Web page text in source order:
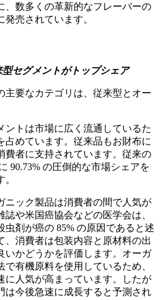
、数多くの革新的なフレーバーの
発売されています。
セグメントがトップシェア
主要なカテゴリは、従来型とオー
ントは市場に広く流通しているた
占めています。従来品もお財布に
費者に支持されています。従来の
90.73% の圧倒的な市場シェアを
ニック製品は消費者の間で人気が
や米国癌協会などの医学会は、
虫剤が癌の 85% の原因であると述
、消費者は包装内容と原材料の出
いかどうかを評価します。オーガ
有機原料を使用しているため、
に人気が高まっています。したが
は今後急速に成長すると予測され